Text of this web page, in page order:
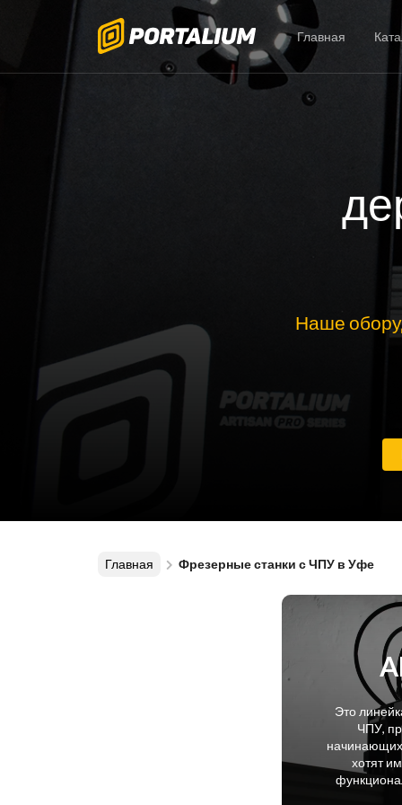
Главная
Наше
Главная Фрезерные станки с ЧПУ в Уфе
Это
ЧПУ,
начинающих
хотят